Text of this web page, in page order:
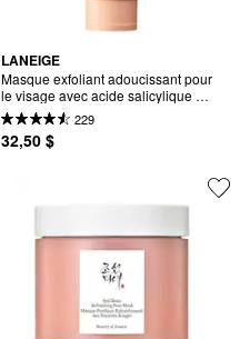
LANEIGE
Masque exfoliant adoucissant pour
le visage avec acide salicylique
Balance Mode pour contrôler
la brillance et obtenir une texture
lisse.
229
32,50 $